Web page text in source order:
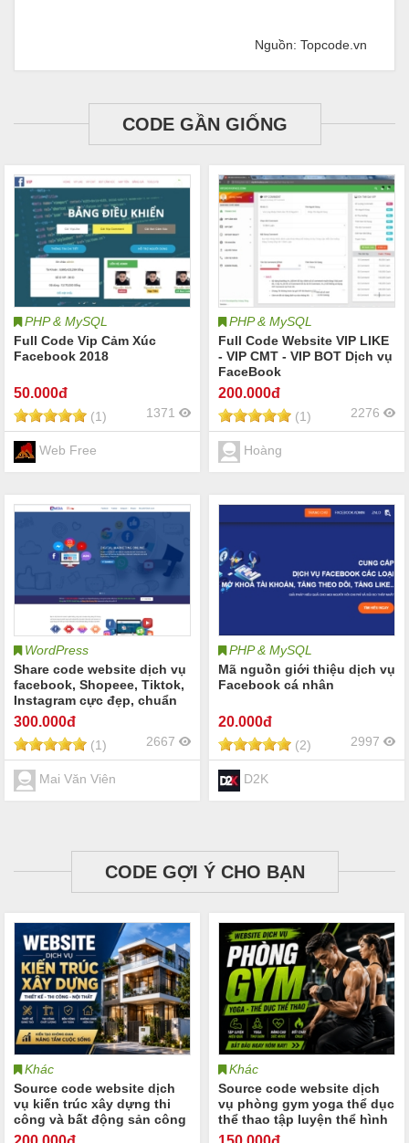
Nguồn: Topcode.vn
CODE GẦN GIỐNG
PHP & MySQL
Full Code Vip Cảm Xúc
Facebook 2018
50.000đ
(1) 1371
Web Free
PHP & MySQL
Full Code Website VIP LIKE
- VIP CMT - VIP BOT Dịch vụ
FaceBook
200.000đ
(1) 2276
Hoàng
WordPress
Share code website dịch vụ
facebook, Shopeee, Tiktok,
Instagram cực đẹp, chuẩn
SEO
300.000đ
(1) 2667
Mai Văn Viên
PHP & MySQL
Mã nguồn giới thiệu dịch vụ
Facebook cá nhân
20.000đ
(2) 2997
D2K
CODE GỢI Ý CHO BẠN
Khác
Source code website dịch
vụ kiến trúc xây dựng thi
công và bất động sản công
ty xây dựng đơn vị thiết kế
Khác
Source code website dịch
vụ phòng gym yoga thể dục
thể thao tập luyện thể hình
gym yoga dành cho các